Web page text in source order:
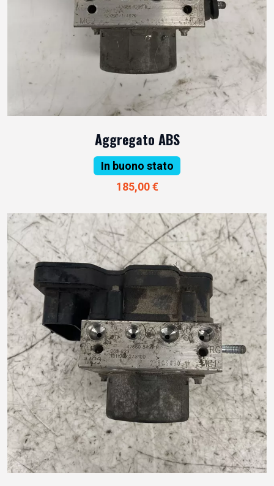
Aggregato ABS
In buono stato
185,00 €